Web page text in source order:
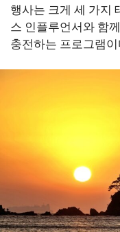
행사는 크게 세 가지
스 인플루언서와 함
충전하는 프로그램